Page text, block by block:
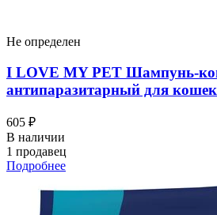
Не определен
I LOVЕ MY PET Шампунь-
антипаразитарный для
605 ₽
В наличии
1 продавец
Подробнее